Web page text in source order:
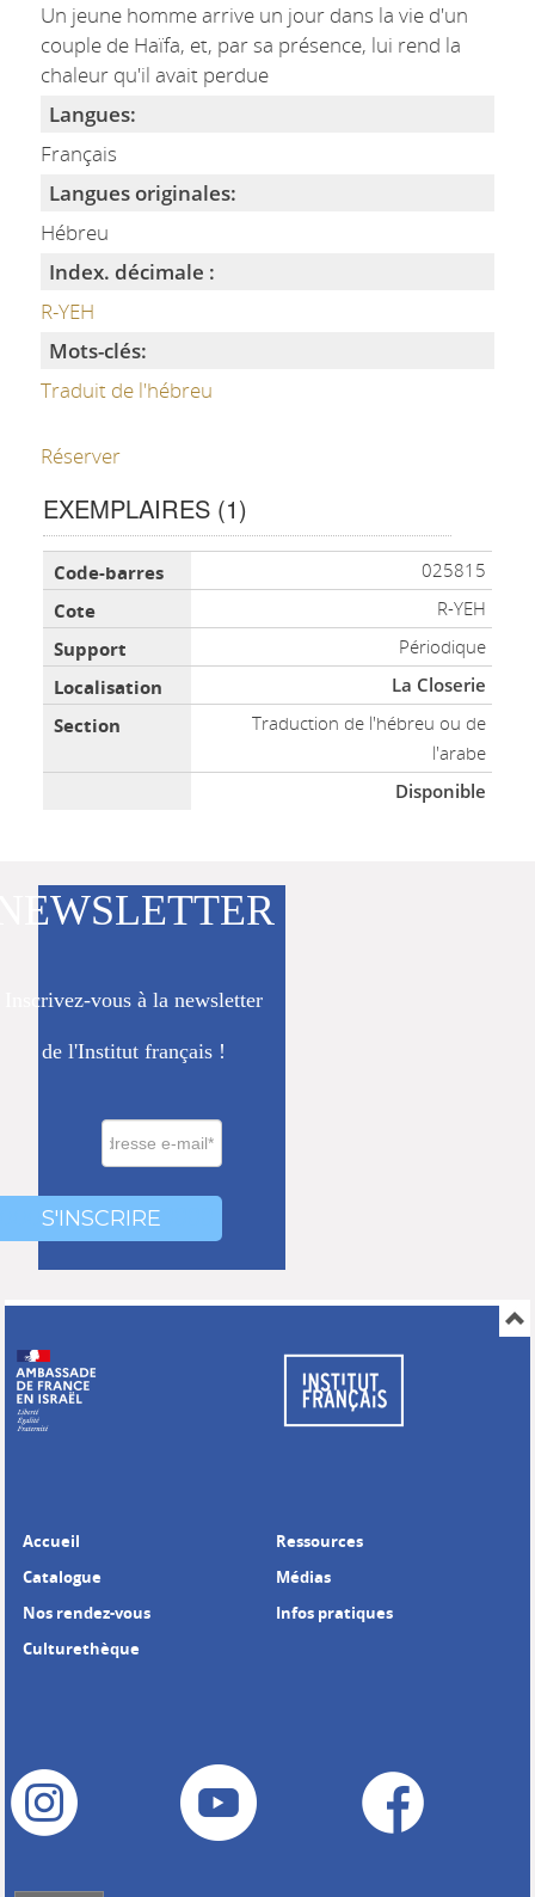
Un jeune homme arrive un jour dans la vie d'un
couple de Haïfa, et, par sa présence, lui rend la
chaleur qu'il avait perdue
Langues:
Français
Langues originales:
Hébreu
Index. décimale :
R-YEH
Mots-clés:
Traduit de l'hébreu
Réserver
EXEMPLAIRES (1)
Liste des exemplaires
025815
R-YEH
Périodique
La Closerie
Traduction de l'hébreu ou de
l'arabe
Disponible
Inscrivez-vous à la newsletter
de l'Institut français !
S'INSCRIRE
Accueil
Catalogue
Nos rendez-vous
Culturethèque
Ressources
Médias
Infos pratiques